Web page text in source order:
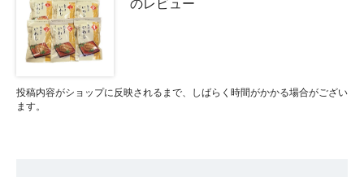
のレビュー
投稿内容がショップに反映されるまで、しばらく時間がかかる場合がござい
ます。